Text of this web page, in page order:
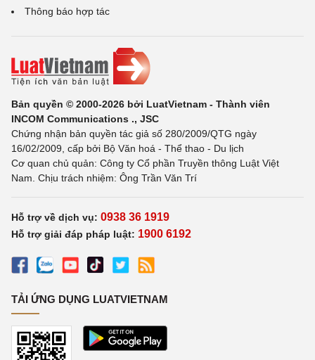
Thông báo hợp tác
Bản quyền © 2000-2026 bởi LuatVietnam - Thành viên
INCOM Communications ., JSC
Chứng nhận bản quyền tác giả số 280/2009/QTG ngày
16/02/2009, cấp bởi Bộ Văn hoá - Thể thao - Du lịch
Cơ quan chủ quản: Công ty Cổ phần Truyền thông Luật Việt
Nam. Chịu trách nhiệm: Ông Trần Văn Trí
Hỗ trợ về dịch vụ: 0938 36 1919
Hỗ trợ giải đáp pháp luật: 1900 6192
TẢI ỨNG DỤNG LUATVIETNAM